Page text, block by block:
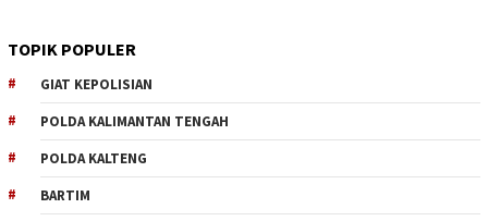
TOPIK POPULER
GIAT KEPOLISIAN
POLDA KALIMANTAN TENGAH
POLDA KALTENG
BARTIM